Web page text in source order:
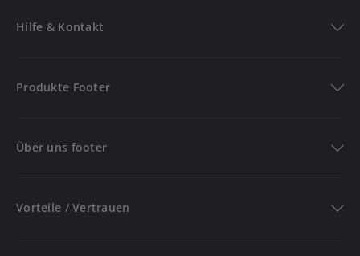
Hilfe & Kontakt
Produkte Footer
Über uns footer
Vorteile / Vertrauen